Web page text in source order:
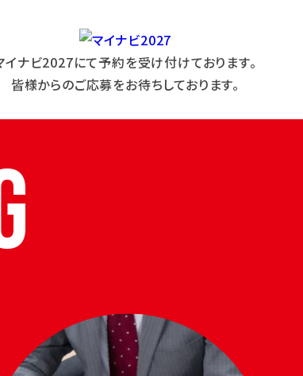
イナビ2027にて予約を受け付けております。
皆様からのご応募をお待ちしております。